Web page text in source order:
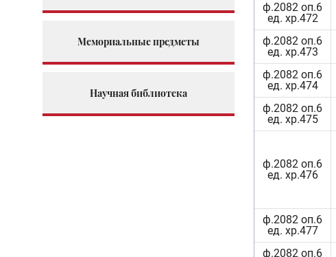
Мемориальные предметы
Научная библиотека
ф.2082 оп.6
ед. хр.472
ф.2082 оп.6
ед. хр.473
ф.2082 оп.6
ед. хр.474
ф.2082 оп.6
ед. хр.475
ф.2082 оп.6
ед. хр.476
ф.2082 оп.6
ед. хр.477
ф.2082 оп.6